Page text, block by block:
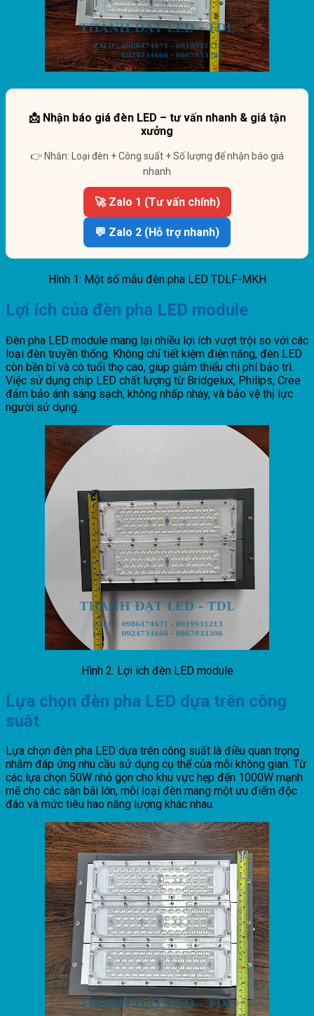
📩 Nhận báo giá đèn LED – tư vấn nhanh & giá tận
xưởng
👉 Nhắn: Loại đèn + Công suất + Số lượng để nhận báo giá
nhanh
🚀 Zalo 1 (Tư vấn chính)
💬 Zalo 2 (Hỗ trợ nhanh)
Hình 1: Một số mẫu đèn pha LED TDLF-MKH
Lợi ích của đèn pha LED module
Đèn pha LED module mang lại nhiều lợi ích vượt trội so với các
loại đèn truyền thống. Không chỉ tiết kiệm điện năng, đèn LED
còn bền bỉ và có tuổi thọ cao, giúp giảm thiểu chi phí bảo trì.
Việc sử dụng chip LED chất lượng từ Bridgelux, Philips, Cree
đảm bảo ánh sáng sạch, không nhấp nháy, và bảo vệ thị lực
người sử dụng.
Hình 2: Lợi ích đèn LED module
Lựa chọn đèn pha LED dựa trên công
suất
Lựa chọn đèn pha LED dựa trên công suất là điều quan trọng
nhằm đáp ứng nhu cầu sử dụng cụ thể của mỗi không gian. Từ
các lựa chọn 50W nhỏ gọn cho khu vực hẹp đến 1000W mạnh
mẽ cho các sân bãi lớn, mỗi loại đèn mang một ưu điểm độc
đáo và mức tiêu hao năng lượng khác nhau.